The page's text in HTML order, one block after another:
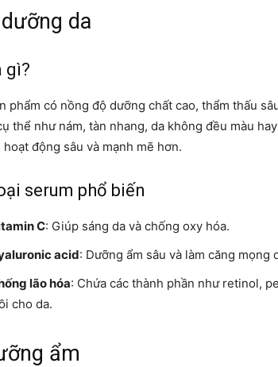
da
gì?
phẩm có nồng độ dưỡng chất cao, thẩm thấu
thể như nám, tàn nhang, da không đều màu
động sâu và mạnh mẽ hơn.
serum phổ biến
C: Giúp sáng da và chống oxy hóa.
acid: Dưỡng ẩm sâu và làm căng mọng
lão hóa: Chứa các thành phần như retinol,
cho da.
ẩm